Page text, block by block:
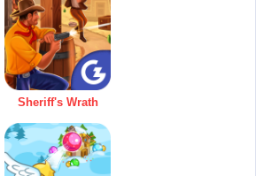
Sheriff's Wrath